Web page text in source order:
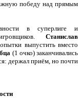
победу над прямым
в суперлиге и
Станислав
выпустить вместо
(1 очко) заканчивались
держал приём, но почти